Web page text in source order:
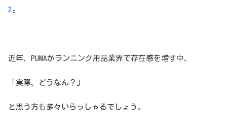
2 。
近年、PUMAがランニング用品業界で存在感を増す中、
「実際、どうなん？」
と思う方も多々いらっしゃるでしょう。